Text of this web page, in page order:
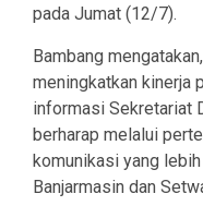
pada Jumat (12/7).
Bambang
meningkatkan kinerja
informasi Sekretariat
berharap melalui
komunikasi yang
Banjarmasin dan